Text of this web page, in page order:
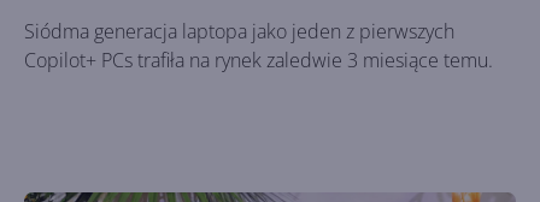
Siódma generacja laptopa jako jeden z pierwszych
Copilot+ PCs trafiła na rynek zaledwie 3 miesiące temu.